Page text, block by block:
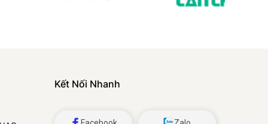
Kết Nối Nhanh